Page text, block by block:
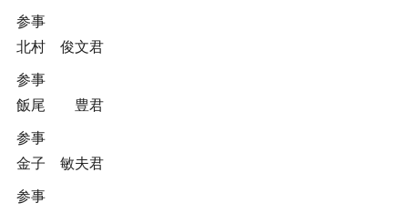
参事
北村 俊文君
参事
飯尾 豊君
参事
金子 敏夫君
参事